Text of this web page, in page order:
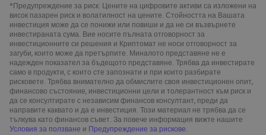
*Предупреждение за риск: Цените на цифровите активи са изложени на
висок пазарен риск и волатилност на цените. Стойността на Вашата
инвестиция може да се понижи или повиши и да не си възвърнете
инвестираната сума. Вие носите пълната отговорност за
инвестиционните си решения и Криптомат не носи отговорност за
загуби, които може да претърпите. Миналото представяне не е
надежден показател за бъдещото представяне. Трябва да инвестирате
само в продукти, с които сте запознати и при които разбирате
рисковете. Трябва внимателно да обмислите своя инвестиционен опит,
финансово състояние, инвестиционни цели и толерантност към риск и
да се консултирате с независим финансов консултант, преди да
направите каквато и да е инвестиция. Този материал не трябва да се
тълкува като финансов съвет. За повече информация вижте нашите
Условия за ползване и Предупреждение за рискове.